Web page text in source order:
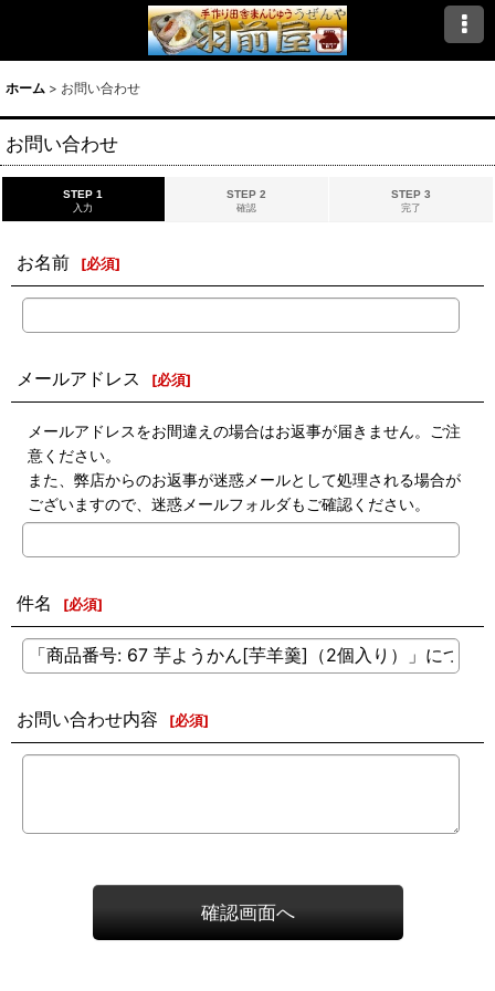
ホーム > お問い合わせ
お問い合わせ
STEP 1
入力
STEP 2
確認
STEP 3
完了
お名前 [必須]
メールアドレス [必須]
メールアドレスをお間違えの場合はお返事が届きません。ご注
意ください。
また、弊店からのお返事が迷惑メールとして処理される場合が
ございますので、迷惑メールフォルダもご確認ください。
件名 [必須]
お問い合わせ内容 [必須]
確認画面へ